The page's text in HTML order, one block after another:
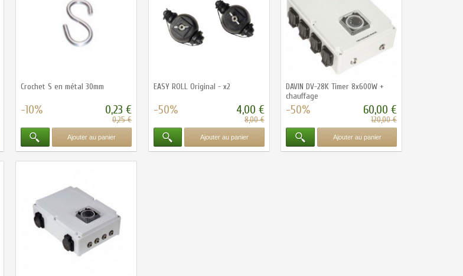
Crochet S en métal 30mm
-10% 0,23 €
0,25 €
Ajouter au panier
EASY ROLL Original - x2
-50% 4,00 €
8,00 €
Ajouter au panier
DAVIN DV-28K Timer 8x600W +
chauffage
-50% 60,00 €
120,00 €
Ajouter au panier